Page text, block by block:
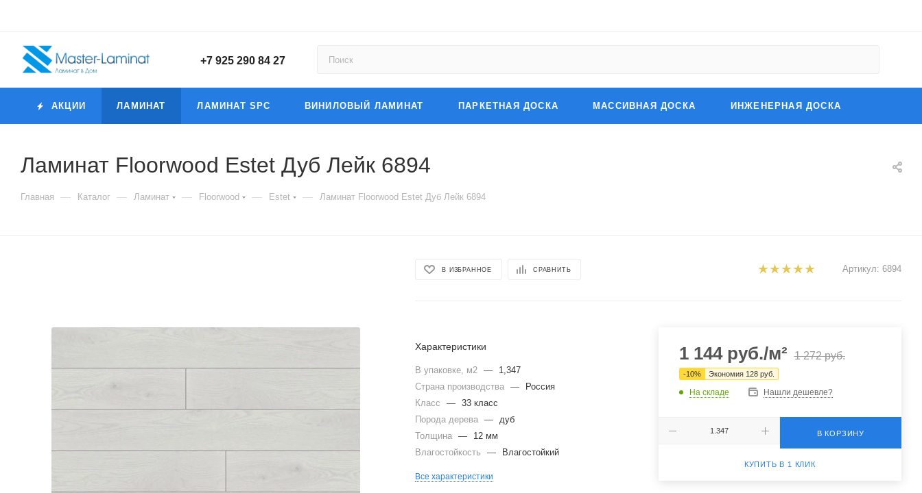
+7 925 290 84 27
АКЦИИ ЛАМИНАТ ЛАМИНАТ SPC ВИНИЛОВЫЙ ЛАМИНАТ ПАРКЕТНАЯ ДОСКА МАССИВНАЯ ДОСКА ИНЖЕНЕРНАЯ ДОСКА
Ламинат Floorwood Estet Дуб Лейк 6894
Главная — Каталог — Ламинат — Floorwood — Estet — Ламинат Floorwood Estet Дуб Лейк 6894
В ИЗБРАННОЕ СРАВНИТЬ Артикул: 6894
Характеристики
В упаковке, м2 —
1,347
Страна производства
—
Россия
Класс
—
33 класс
Порода дерева
—
дуб
Толщина
—
12 мм
Влагостойкость
— Влагостойкий
Все характеристики
1 144руб./м² 1 272руб.
-10% Экономия 128руб.
На складе Нашли дешевле?
В КОРЗИНУ
КУПИТЬ В 1 КЛИК